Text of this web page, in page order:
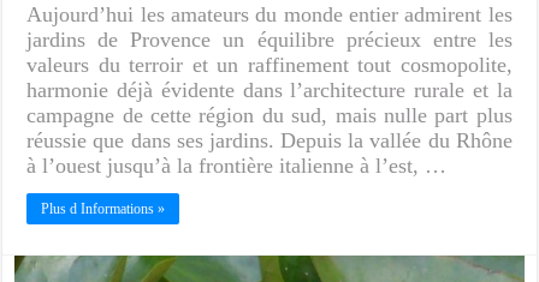
Aujourd’hui les amateurs du monde entier admirent les
jardins de Provence un équilibre précieux entre les
valeurs du terroir et un raffinement tout cosmopolite,
harmonie déjà évidente dans l’architecture rurale et la
campagne de cette région du sud, mais nulle part plus
réussie que dans ses jardins. Depuis la vallée du Rhône
à l’ouest jusqu’à la frontière italienne à l’est, …
Plus d Informations »